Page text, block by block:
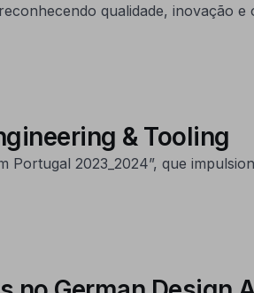
qualidade, inovação
& Tooling
Portugal 2023_2024”, que